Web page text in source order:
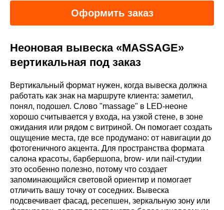
Оформить заказ
Неоновая вывеска «MASSAGE»
вертикальная под заказ
Вертикальный формат нужен, когда вывеска должна
работать как знак на маршруте клиента: заметил,
понял, подошел. Слово "massage" в LED-неоне
хорошо считывается у входа, на узкой стене, в зоне
ожидания или рядом с витриной. Он помогает создать
ощущение места, где все продумано: от навигации до
фотогеничного акцента. Для пространства формата
салона красоты, барбершопа, brow- или nail-студии
это особенно полезно, потому что создает
запоминающийся световой ориентир и помогает
отличить вашу точку от соседних. Вывеска
подсвечивает фасад, ресепшен, зеркальную зону или